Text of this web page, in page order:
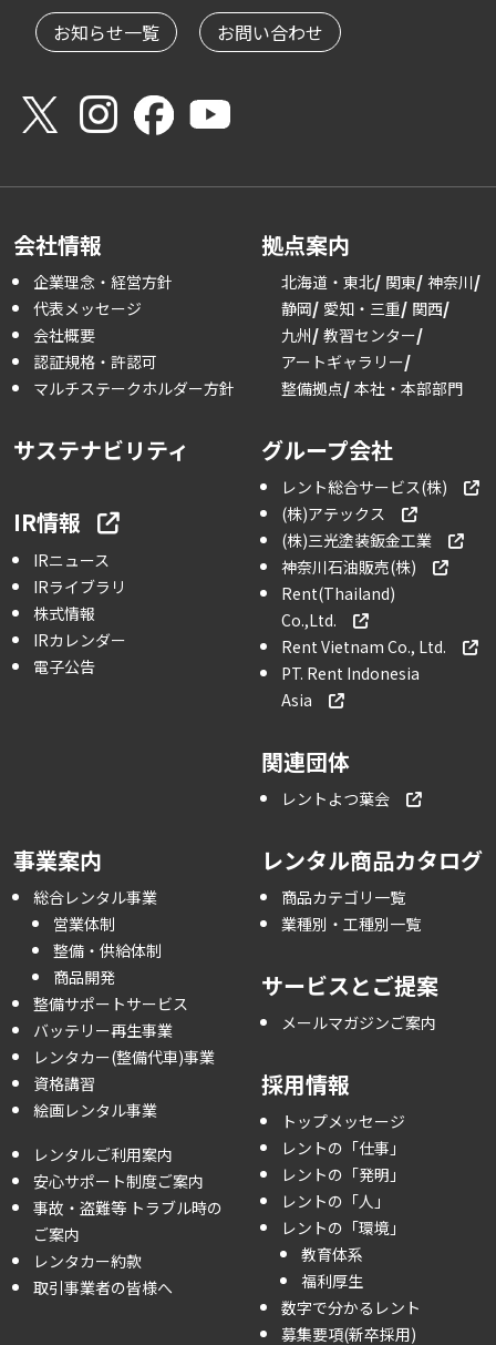
お知らせ一覧 お問い合わせ
会社情報
企業理念・経営方針
代表メッセージ
会社概要
認証規格・許認可
マルチステークホルダー方針
サステナビリティ
IR情報
IRニュース
IRライブラリ
株式情報
IRカレンダー
電子公告
拠点案内
北海道・東北 関東 神奈川
静岡 愛知・三重 関西
九州 教習センター
アートギャラリー
整備拠点 本社・本部部門
グループ会社
レント総合サービス(株)
(株)アテックス
(株)三光塗装鈑金工業
神奈川石油販売(株)
Rent(Thailand)
Co.,Ltd.
Rent Vietnam Co., Ltd.
PT. Rent Indonesia
Asia
関連団体
レントよつ葉会
事業案内
総合レンタル事業
営業体制
整備・供給体制
商品開発
整備サポートサービス
バッテリー再生事業
レンタカー(整備代車)事業
資格講習
絵画レンタル事業
レンタルご利用案内
安心サポート制度ご案内
事故・盗難等 トラブル時の
ご案内
レンタカー約款
取引事業者の皆様へ
レンタル商品カタログ
商品カテゴリ一覧
業種別・工種別一覧
サービスとご提案
メールマガジンご案内
採用情報
トップメッセージ
レントの「仕事」
レントの「発明」
レントの「人」
レントの「環境」
教育体系
福利厚生
数字で分かるレント
募集要項(新卒採用)